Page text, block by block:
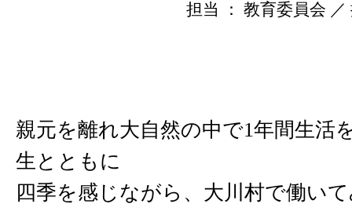
担当 ： 教育委員会 ／
親元を離れ大自然の中で1年間生活
生とともに
四季を感じながら、大川村で働い